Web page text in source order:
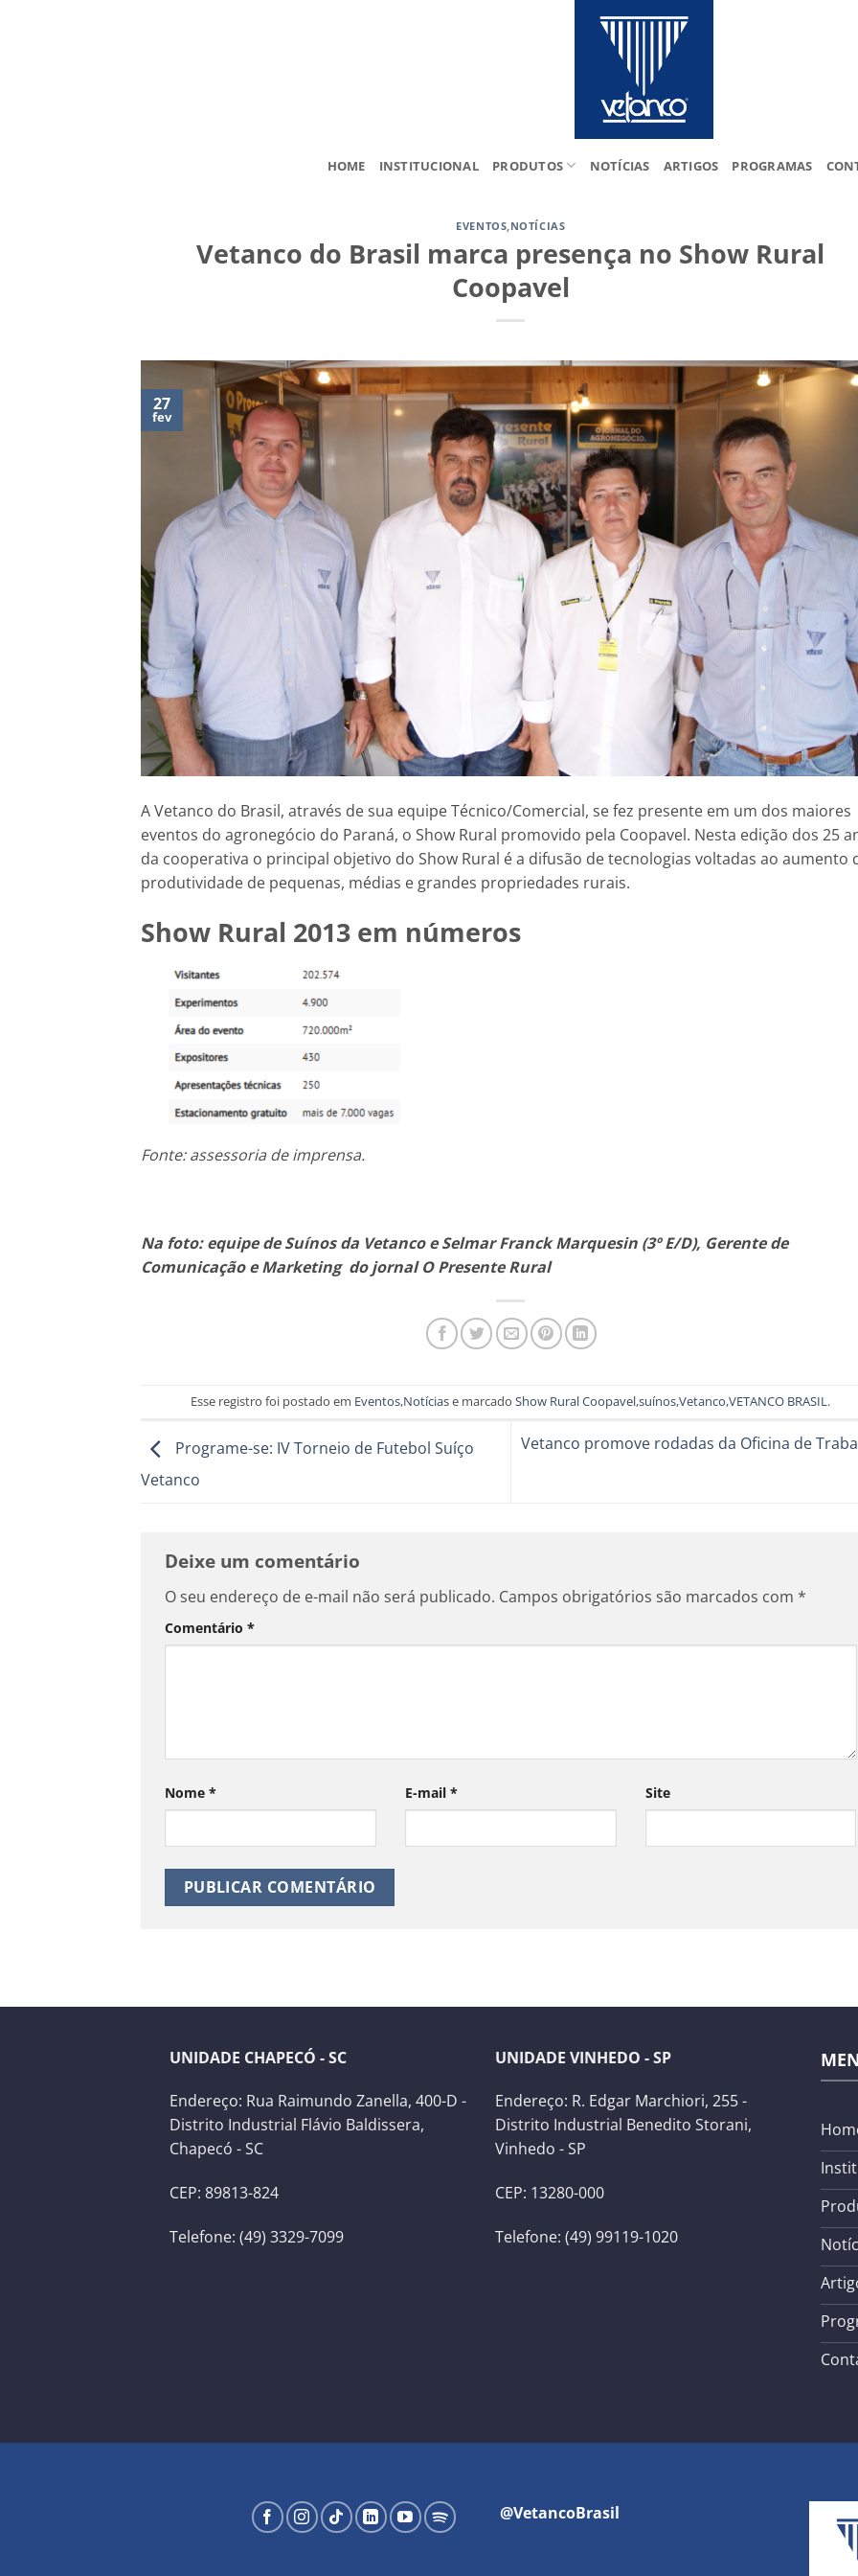
HOME INSTITUCIONAL PRODUTOS NOTÍCIAS ARTIGOS PROGRAMAS
EVENTOS,NOTÍCIAS
Vetanco do Brasil marca presença no Show Rural
Coopavel
27
fev
A Vetanco do Brasil, através de sua equipe Técnico/Comercial, se fez presente em um dos maiores
eventos do agronegócio do Paraná, o Show Rural promovido pela Coopavel. Nesta edição dos 25
da cooperativa o principal objetivo do Show Rural é a difusão de tecnologias voltadas ao aumento
produtividade de pequenas, médias e grandes propriedades rurais.
Show Rural 2013 em números
Fonte: assessoria de imprensa.
Na foto: equipe de Suínos da Vetanco e Selmar Franck Marquesin (3º E/D), Gerente de
Comunicação e Marketing do jornal O Presente Rural
Esse registro foi postado em Eventos,Notíciase marcadoShow Rural Coopavel,suínos,Vetanco,VETANCO BRASIL.
Programe-se: IV Torneio de Futebol Suíço
Vetanco
Vetanco promove rodadas da Oficina de
Deixe um comentário
O seu endereço de e-mail não será publicado. Campos obrigatórios são marcados com *
Comentário *
Nome * E-mail * Site
UNIDADE CHAPECÓ - SC
Endereço: Rua Raimundo Zanella, 400-D -
Distrito Industrial Flávio Baldissera,
Chapecó - SC
CEP: 89813-824
Telefone: (49) 3329-7099
UNIDADE VINHEDO - SP
Endereço: R. Edgar Marchiori, 255 -
Distrito Industrial Benedito Storani,
Vinhedo - SP
CEP: 13280-000
Telefone: (49) 99119-1020
@VetancoBrasil